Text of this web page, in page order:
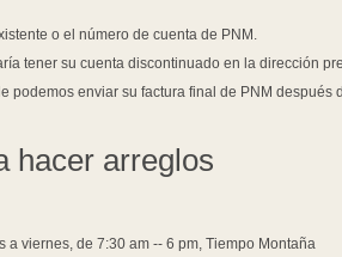
o el número de cuenta de PNM.
tener su cuenta discontinuado en la dirección
podemos enviar su factura final de PNM después
hacer arreglos
a viernes, de 7:30 am -- 6 pm, Tiempo Montaña